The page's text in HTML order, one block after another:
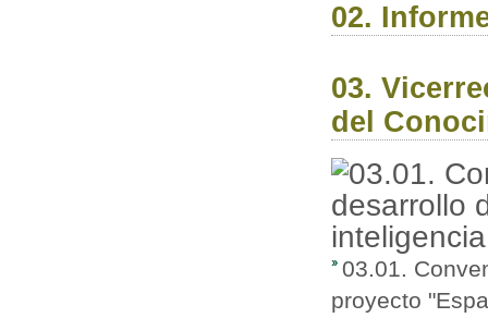
02.
03.
del
03.01.
proyecto